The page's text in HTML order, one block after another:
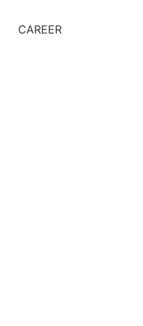
CAREER